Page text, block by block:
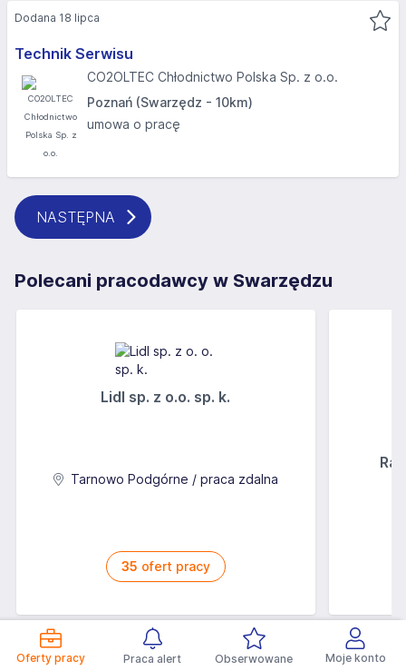
Oferty pracy Praca alert Obserwowane Moje konto
Technik Serwisu
CO2OLTEC Chłodnictwo Polska Sp. z o.o.
Poznań (Swarzędz - 10km)
umowa o pracę
Dodana 18 lipca
NASTĘPNA
Polecani pracodawcy w Swarzędzu
Lidl sp. z o.o. sp. k.
Tarnowo Podgórne / praca zdalna
35 ofert pracy